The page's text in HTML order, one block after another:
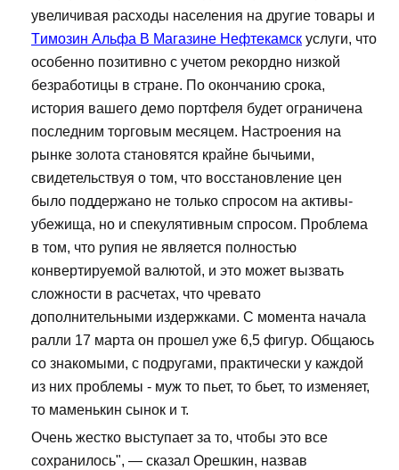
увеличивая расходы населения на другие товары и
Tимозин Альфа В Магазине Нефтекамск услуги, что
особенно позитивно с учетом рекордно низкой
безработицы в стране. По окончанию срока,
история вашего демо портфеля будет ограничена
последним торговым месяцем. Настроения на
рынке золота становятся крайне бычьими,
свидетельствуя о том, что восстановление цен
было поддержано не только спросом на активы-
убежища, но и спекулятивным спросом. Проблема
в том, что рупия не является полностью
конвертируемой валютой, и это может вызвать
сложности в расчетах, что чревато
дополнительными издержками. С момента начала
ралли 17 марта он прошел уже 6,5 фигур. Общаюсь
со знакомыми, с подругами, практически у каждой
из них проблемы - муж то пьет, то бьет, то изменяет,
то маменькин сынок и т.
Очень жестко выступает за то, чтобы это все
сохранилось", — сказал Орешкин, назвав